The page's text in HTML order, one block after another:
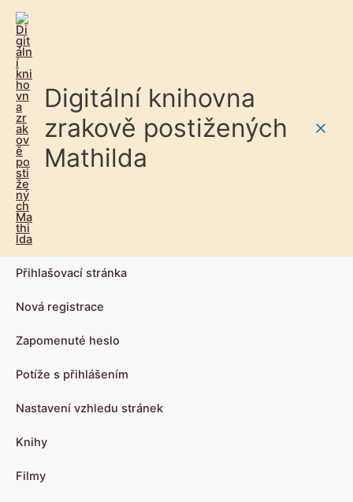
Digitální knihovna
zrakově postižených
Mathilda
Přihlašovací stránka
Nová registrace
Zapomenuté heslo
Potíže s přihlášením
Nastavení vzhledu stránek
Knihy
Filmy